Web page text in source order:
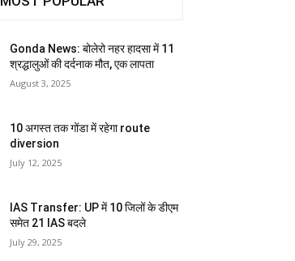
Gonda News: बोलेरो नहर हादसा में 11
श्रद्धालुओं की दर्दनाक मौत, एक लापता
August 3, 2025
10 अगस्त तक गोंडा में रहेगा route
diversion
July 12, 2025
IAS Transfer: UP में 10 जिलों के डीएम
समेत 21 IAS बदले
July 29, 2025